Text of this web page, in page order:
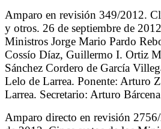
Amparo en revisión 349/2012.
y otros. 26 de septiembre de
Ministros Jorge Mario Pardo
Cossío Díaz, Guillermo I. Ortiz
Sánchez Cordero de García
Lelo de Larrea. Ponente: Arturo
Larrea. Secretario: Arturo
Amparo directo en revisión